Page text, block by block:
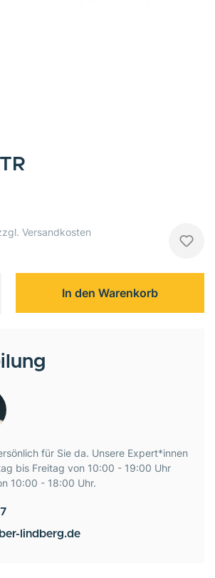
Versandkosten
In den Warenkorb
für Sie da. Unsere Expert*innen
bis Freitag von 10:00 - 19:00 Uhr
10:00 - 18:00 Uhr.
lindberg.de